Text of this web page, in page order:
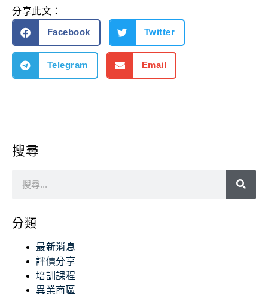
分享此文：
Facebook Twitter
Telegram Email
搜尋
分類
最新消息
評價分享
培訓課程
異業商區